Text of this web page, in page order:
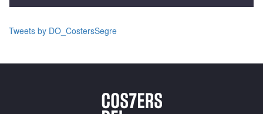
Tweets by DO_CostersSegre